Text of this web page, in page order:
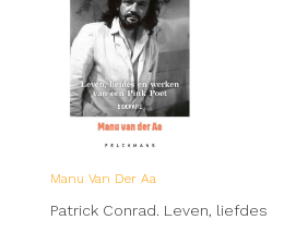
Manu Van Der Aa
Patrick Conrad. Leven, liefdes